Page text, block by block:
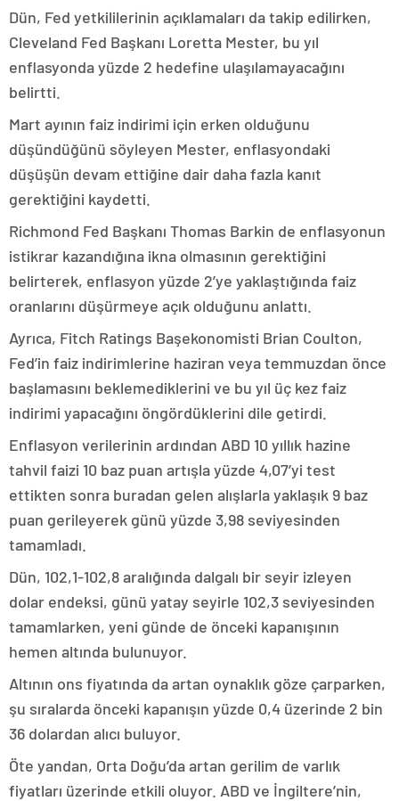
Dün, Fed yetkililerinin açıklamaları da takip edilirken,
Cleveland Fed Başkanı Loretta Mester, bu yıl
enflasyonda yüzde 2 hedefine ulaşılamayacağını
belirtti.
Mart ayının faiz indirimi için erken olduğunu
düşündüğünü söyleyen Mester, enflasyondaki
düşüşün devam ettiğine dair daha fazla kanıt
gerektiğini kaydetti.
Richmond Fed Başkanı Thomas Barkin de enflasyonun
istikrar kazandığına ikna olmasının gerektiğini
belirterek, enflasyon yüzde 2’ye yaklaştığında faiz
oranlarını düşürmeye açık olduğunu anlattı.
Ayrıca, Fitch Ratings Başekonomisti Brian Coulton,
Fed’in faiz indirimlerine haziran veya temmuzdan önce
başlamasını beklemediklerini ve bu yıl üç kez faiz
indirimi yapacağını öngördüklerini dile getirdi.
Enflasyon verilerinin ardından ABD 10 yıllık hazine
tahvil faizi 10 baz puan artışla yüzde 4,07’yi test
ettikten sonra buradan gelen alışlarla yaklaşık 9 baz
puan gerileyerek günü yüzde 3,98 seviyesinden
tamamladı.
Dün, 102,1-102,8 aralığında dalgalı bir seyir izleyen
dolar endeksi, günü yatay seyirle 102,3 seviyesinden
tamamlarken, yeni günde de önceki kapanışının
hemen altında bulunuyor.
Altının ons fiyatında da artan oynaklık göze çarparken,
şu sıralarda önceki kapanışın yüzde 0,4 üzerinde 2 bin
36 dolardan alıcı buluyor.
Öte yandan, Orta Doğu’da artan gerilim de varlık
fiyatları üzerinde etkili oluyor. ABD ve İngiltere’nin,